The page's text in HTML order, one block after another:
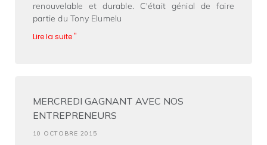
renouvelable et durable. C'était génial de faire
partie du Tony Elumelu
Lire la suite "
MERCREDI GAGNANT AVEC NOS
ENTREPRENEURS
10 OCTOBRE 2015